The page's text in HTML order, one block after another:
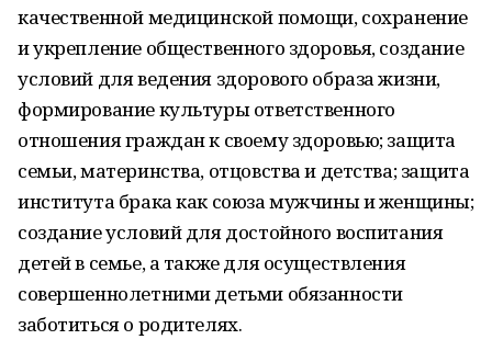
качественной медицинской помощи, сохранение
и укрепление общественного здоровья, создание
условий для ведения здорового образа жизни,
формирование культуры ответственного
отношения граждан к своему здоровью; защита
семьи, материнства, отцовства и детства; защита
института брака как союза мужчины и женщины;
создание условий для достойного воспитания
детей в семье, а также для осуществления
совершеннолетними детьми обязанности
заботиться о родителях.